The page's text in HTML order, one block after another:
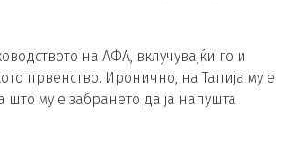
на АФА, вклучувајќи го и
првенство. Иронично, на Тапија му е
му е забрането да ја напушта